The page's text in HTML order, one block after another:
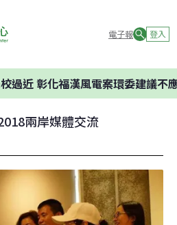
電子報 登入
化福漢風電案環委建議不應開發
兩岸媒體交流